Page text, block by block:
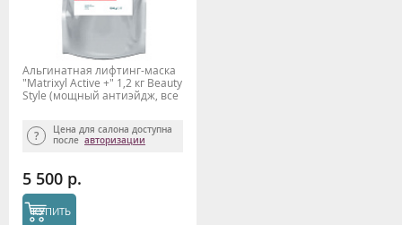
Альгинатная лифтинг-маска
"Matrixyl Active +" 1,2 кг Beauty
Stylе (мощный антиэйдж, все
Цена для салона доступна
после авторизации
5 500 р.
КУПИТЬ